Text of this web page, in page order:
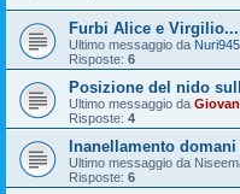
Furbi Alice e
Ultimo messaggio da Nuri945
Risposte: 6
Posizione del nido
Ultimo messaggio da
Risposte: 4
Inanellamento domani
Ultimo messaggio da
Risposte: 6